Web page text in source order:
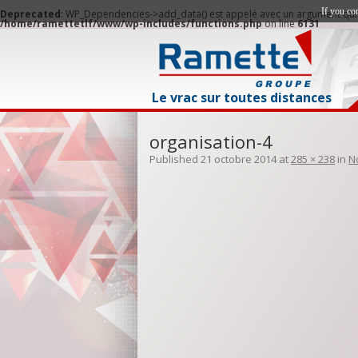
Deprecated: WP_Dependencies->add_data() est appelé avec un argument
/home/ramettetlf/www/wp-includes/functions.phpon line6131
Le vrac sur toutes distances
organisation-4
Published 21 octobre 2014at285 × 238 in
If you